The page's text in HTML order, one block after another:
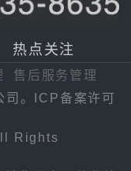
热点关注
售后服务管理
司。ICP备案许可
Rights